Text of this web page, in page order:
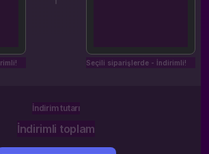
Seçili siparişlerde - İndirimli!
İndirim tutarı
İndirimli toplam